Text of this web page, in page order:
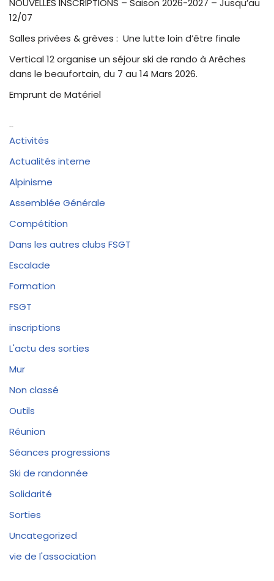
12/07
Salles privées & grèves : Une lutte loin d’être finale
Vertical 12 organise un séjour ski de rando à Arêches
dans le beaufortain, du 7 au 14 Mars 2026.
Emprunt de Matériel
Activités
Actualités interne
Alpinisme
Assemblée Générale
Compétition
Dans les autres clubs FSGT
Escalade
Formation
FSGT
inscriptions
L'actu des sorties
Mur
Non classé
Outils
Réunion
Séances progressions
Ski de randonnée
Solidarité
Sorties
Uncategorized
vie de l'association